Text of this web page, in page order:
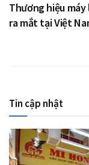
Thương hiệu
ra mắt tại Việt
Tin cập nhật